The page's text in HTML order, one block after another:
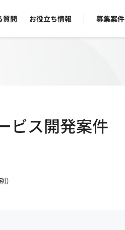
質問 お役立ち情報 募集案件
ビス開発案件
）